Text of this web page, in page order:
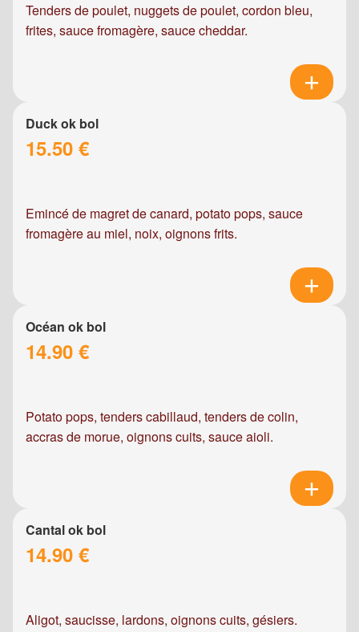
Tenders de poulet, nuggets de poulet, cordon bleu,
frites, sauce fromagère, sauce cheddar.
Duck ok bol
15.50 €
Emincé de magret de canard, potato pops, sauce
fromagère au miel, noix, oignons frits.
Océan ok bol
14.90 €
Potato pops, tenders cabillaud, tenders de colin,
accras de morue, oignons cuits, sauce aioli.
Cantal ok bol
14.90 €
Aligot, saucisse, lardons, oignons cuits, gésiers.